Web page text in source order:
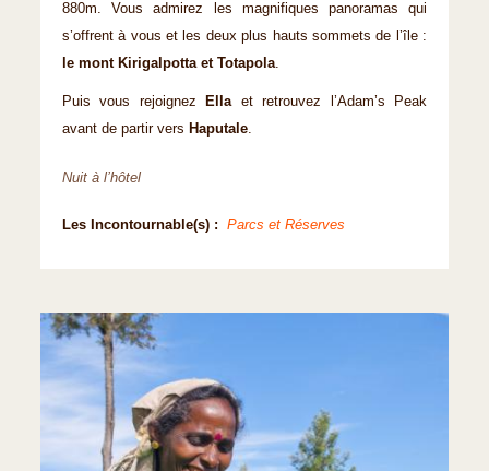
880m. Vous admirez les magnifiques panoramas qui
s’offrent à vous et les deux plus hauts sommets de l’île :
le mont Kirigalpotta et Totapola.
Puis vous rejoignez Ella et retrouvez l’Adam’s Peak
avant de partir vers Haputale.
Nuit à l’hôtel
Les Incontournable(s) : Parcs et Réserves